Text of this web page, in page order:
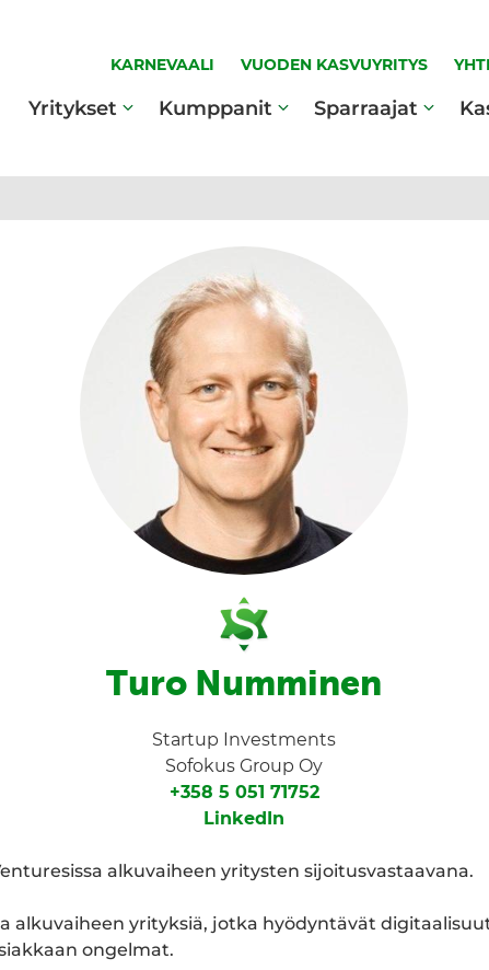
KARNEVAALI VUODEN KASVUYRITYS
Yritykset Kumppanit Sparraajat
Turo Numminen
Startup Investments
Sofokus Group Oy
+358 5 051 71752
LinkedIn
alkuvaiheen yritysten sijoitusvastaavana.
alkuvaiheen yrityksiä, jotka hyödyntävät
ongelmat.